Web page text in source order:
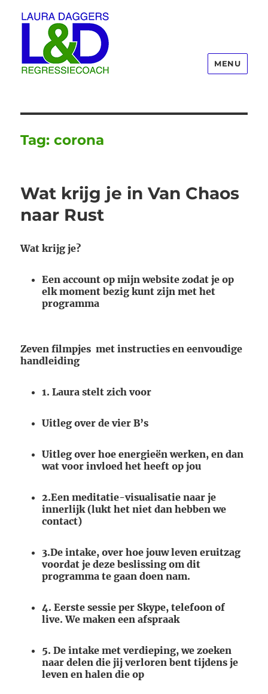
MENU
Tag:corona
Wat krijg je in Van Chaos
naar Rust
Wat krijg je?
Een account op mijn website zodat je op
elk moment bezig kunt zijn met het
programma
Zeven filmpjes met instructies en eenvoudige
handleiding
1. Laura stelt zich voor
Uitleg over de vier B’s
Uitleg over hoe energieën werken, en dan
wat voor invloed het heeft op jou
2.Een meditatie-visualisatie naar je
innerlijk (lukt het niet dan hebben we
contact)
3.De intake, over hoe jouw leven eruitzag
voordat je deze beslissing om dit
programma te gaan doen nam.
4. Eerste sessie per Skype, telefoon of
live. We maken een afspraak
5. De intake met verdieping, we zoeken
naar delen die jij verloren bent tijdens je
leven en halen die op